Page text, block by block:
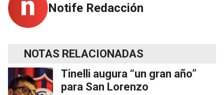
Notife Redacción
NOTAS RELACIONADAS
Tinelli augura “un gran año”
para San Lorenzo